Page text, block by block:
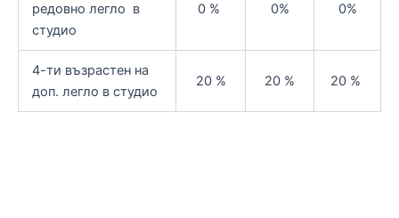
редовно легло в
студио
0 % 0% 0%
4-ти възрастен на
доп. легло в студио
20 % 20 % 20 %